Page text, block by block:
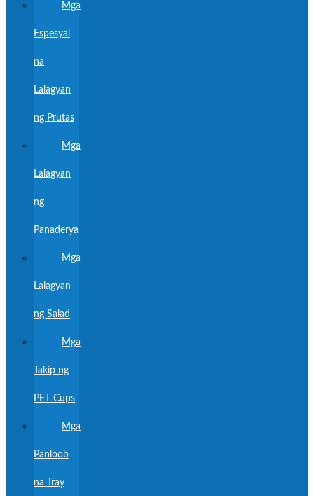
Mga
Espesyal
na
Lalagyan
ng Prutas
Mga
Lalagyan
ng
Panaderya
Mga
Lalagyan
ng Salad
Mga
Takip ng
PET Cups
Mga
Panloob
na Tray